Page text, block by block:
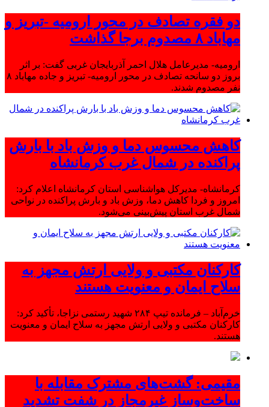
دو فقره تصادف در محور ارومیه -تبریز و
مهاباد ۸ مصدوم برجا گذاشت
ارومیه- مدیرعامل هلال احمر آذربایجان غربی گفت: بر اثر
بروز دو سانحه تصادف در محور ارومیه- تبریز و جاده مهاباد ۸
نفر مصدوم شدند.
کاهش محسوس دما و وزش باد با بارش
پراکنده در شمال غرب کرمانشاه
کرمانشاه- مدیرکل هواشناسی استان کرمانشاه اعلام کرد:
امروز و فردا کاهش دما، وزش باد و بارش پراکنده در نواحی
شمال غرب استان پیش‌بینی می‌شود.
کارکنان مکتبی و ولایی ارتش مجهز به
سلاح ایمان و معنویت هستند
خرم‌آباد – فرمانده تیپ ۲۸۴ شهید رستمی نزاجا، تأکید کرد:
کارکنان مکتبی و ولایی ارتش مجهز به سلاح ایمان و معنویت
هستند.
مقیمی: گشت‌های مشترک مقابله با
ساخت‌وساز غیرمجاز در شفت تشدید